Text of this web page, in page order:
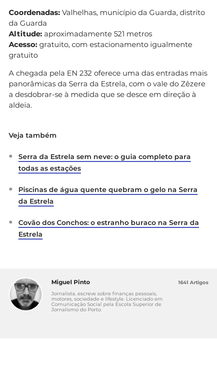
Coordenadas: Valhelhas, município da Guarda, distrito
da Guarda
Altitude: aproximadamente 521 metros
Acesso: gratuito, com estacionamento igualmente
gratuito
A chegada pela EN 232 oferece uma das entradas mais
panorâmicas da Serra da Estrela, com o vale do Zêzere
a desdobrar-se à medida que se desce em direção à
aldeia.
Veja também
Serra da Estrela sem neve: o guia completo para
todas as estações
Piscinas de água quente quebram o gelo na Serra
da Estrela
Covão dos Conchos: o estranho buraco na Serra da
Estrela
Miguel Pinto
Jornalista, escreve sobre finanças pessoais,
motores, sociedade e lifestyle. Licenciado em
Comunicação Social pela Escola Superior de
Jornalismo do Porto.
1641 Artigos